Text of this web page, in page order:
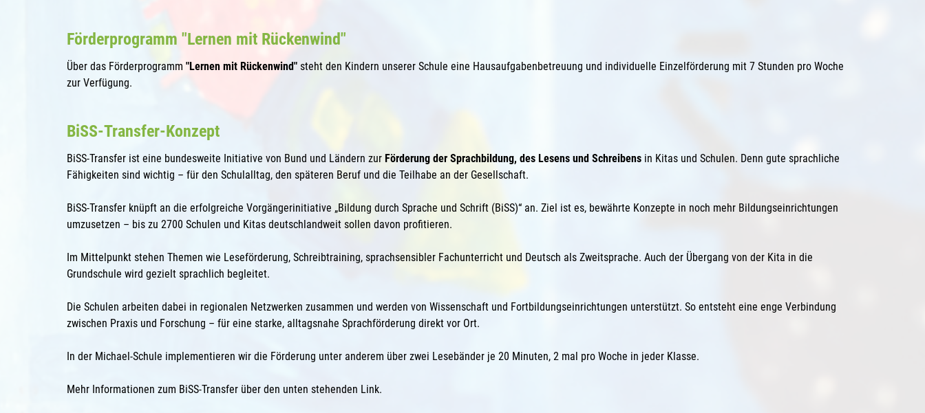
Förderprogramm "Lernen mit Rückenwind"
Über das Förderprogramm "Lernen mit Rückenwind" steht den Kindern unserer Schule eine Hausaufgabenbetreuung und individuelle Einzelförderung mit 7 Stunden pro Woche
zur Verfügung.
BiSS-Transfer-Konzept
BiSS-Transfer ist eine bundesweite Initiative von Bund und Ländern zur Förderung der Sprachbildung, des Lesens und Schreibens in Kitas und Schulen. Denn gute sprachliche
Fähigkeiten sind wichtig – für den Schulalltag, den späteren Beruf und die Teilhabe an der Gesellschaft.
BiSS-Transfer knüpft an die erfolgreiche Vorgängerinitiative „Bildung durch Sprache und Schrift (BiSS)“ an. Ziel ist es, bewährte Konzepte in noch mehr Bildungseinrichtungen
umzusetzen – bis zu 2700 Schulen und Kitas deutschlandweit sollen davon profitieren.
Im Mittelpunkt stehen Themen wie Leseförderung, Schreibtraining, sprachsensibler Fachunterricht und Deutsch als Zweitsprache. Auch der Übergang von der Kita in die
Grundschule wird gezielt sprachlich begleitet.
Die Schulen arbeiten dabei in regionalen Netzwerken zusammen und werden von Wissenschaft und Fortbildungseinrichtungen unterstützt. So entsteht eine enge Verbindung
zwischen Praxis und Forschung – für eine starke, alltagsnahe Sprachförderung direkt vor Ort.
In der Michael-Schule implementieren wir die Förderung unter anderem über zwei Lesebänder je 20 Minuten, 2 mal pro Woche in jeder Klasse.
Mehr Informationen zum BiSS-Transfer über den unten stehenden Link.